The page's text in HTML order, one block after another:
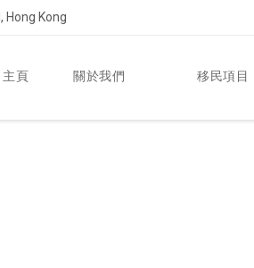
Hong Kong
主頁 關於我們 移民項目